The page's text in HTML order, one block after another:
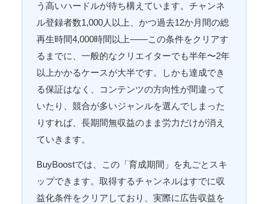
う高いハードルが待ち構えています。チャンネ
ル登録者数1,000人以上、かつ過去12か月間の総
再生時間4,000時間以上——この条件をクリアす
るまでに、一般的なクリエイターでも半年〜2年
以上かかるケースが大半です。しかも達成でき
る保証はなく、コンテンツの方向性が間違って
いたり、競合が多いジャンルを選んでしまった
りすれば、長期間無収益のまま労力だけが消え
ていきます。
BuyBoostでは、この「育成期間」を丸ごとスキ
ップできます。取得するチャンネルはすでに収
益化条件をクリアしており、実際に広告収益を